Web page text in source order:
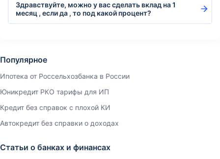
Здравствуйте, можно у вас сделать вклад на 1
месяц , если да , то под какой процент?
Популярное
Ипотека от Россельхозбанка в России
Юникредит РКО тарифы для ИП
Кредит без справок с плохой КИ
Автокредит без справки о доходах
Статьи о банках и финансах